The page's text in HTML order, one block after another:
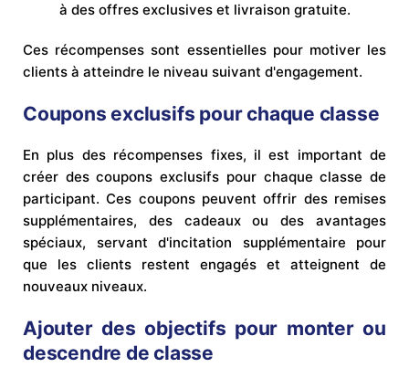
à des offres exclusives et livraison gratuite.
Ces récompenses sont essentielles pour motiver les
clients à atteindre le niveau suivant d'engagement.
Coupons exclusifs pour chaque classe
En plus des récompenses fixes, il est important de
créer des coupons exclusifs pour chaque classe de
participant. Ces coupons peuvent offrir des remises
supplémentaires, des cadeaux ou des avantages
spéciaux, servant d'incitation supplémentaire pour
que les clients restent engagés et atteignent de
nouveaux niveaux.
Ajouter des objectifs pour monter ou
descendre de classe